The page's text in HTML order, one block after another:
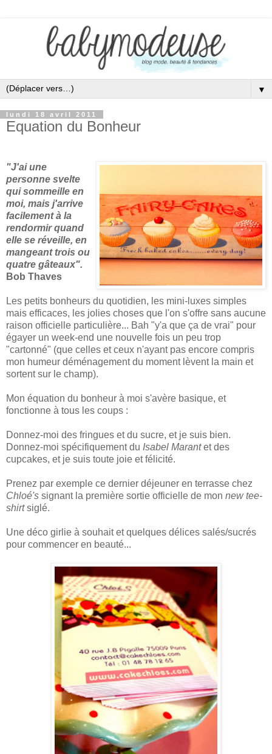
▼
lundi 18 avril 2011
Equation du Bonheur
"J'ai une
personne svelte
qui sommeille en
moi, mais j'arrive
facilement à la
rendormir quand
elle se réveille, en
mangeant trois ou
quatre gâteaux".
Bob Thaves
Les petits bonheurs du quotidien, les mini-luxes simples
mais efficaces, les jolies choses que l'on s'offre sans aucune
raison officielle particulière... Bah "y'a que ça de vrai" pour
égayer un week-end une nouvelle fois un peu trop
"cartonné" (que celles et ceux n'ayant pas encore compris
mon humeur déménagement du moment lèvent la main et
sortent sur le champ).
Mon équation du bonheur à moi s'avère basique, et
fonctionne à tous les coups :
Donnez-moi des fringues et du sucre, et je suis bien.
Donnez-moi spécifiquement du Isabel Marantet des
cupcakes, et je suis toute joie et félicité.
Prenez par exemple ce dernier déjeuner en terrasse chez
Chloé's signant la première sortie officielle de mon new tee-
shirtsiglé.
Une déco girlie à souhait et quelques délices salés/sucrés
pour commencer en beauté...